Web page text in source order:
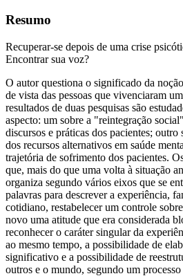
Resumo
Recuperar-se depois de uma crise
Encontrar sua voz?
O autor questiona o significado da
de vista das pessoas que vivenciaram
resultados de duas pesquisas são
aspecto: um sobre a "reintegração
discursos e práticas dos pacientes;
dos recursos alternativos em saúde
trajetória de sofrimento dos pacientes.
que, mais do que uma volta à situação
organiza segundo vários eixos que se
palavras para descrever a experiência,
cotidiano, restabelecer um controle
novo uma atitude que era considerada
reconhecer o caráter singular da
ao mesmo tempo, a possibilidade de
significativo e a possibilidade de
outros e o mundo, segundo um